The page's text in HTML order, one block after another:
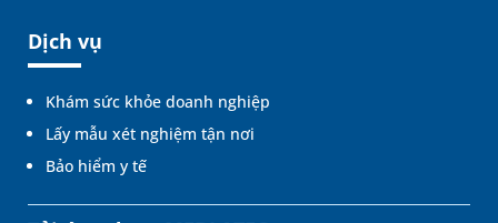
Dịch vụ
Khám sức khỏe doanh nghiệp
Lấy mẫu xét nghiệm tận nơi
Bảo hiểm y tế